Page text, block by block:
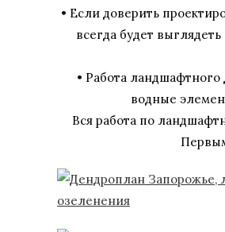
• Если доверить
всегда будет
• Работа
водные
Вся работа по